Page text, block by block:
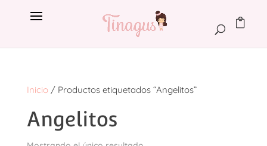
Inicio/ Productos etiquetados “Angelitos”
Angelitos